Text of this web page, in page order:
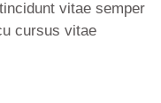
vitae semper
cursus vitae